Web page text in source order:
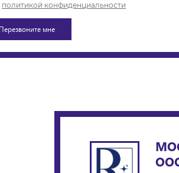
политикой конфиденциальности